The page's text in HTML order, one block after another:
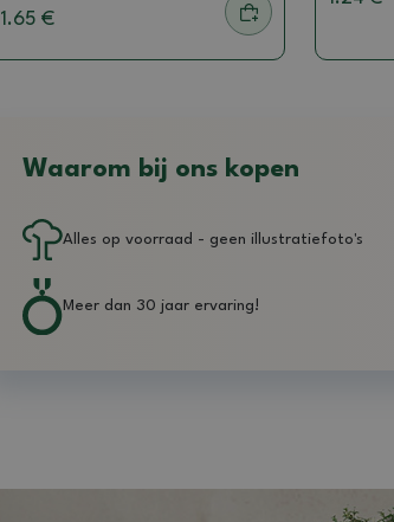
1.65 €
Waarom bij ons kopen
Alles op voorraad - geen illustratiefoto's
Meer dan 30 jaar ervaring!